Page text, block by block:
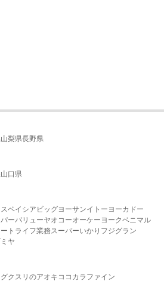
山梨県長野県
山口県
ベイシア ビッグヨーサンイトーヨーカドー
ーバリューヤオコーオーケー ヨークベニマル
ト ライフ業務スーパーいかり フジグラン
ヤ
クスリのアオキ ココカラファイン